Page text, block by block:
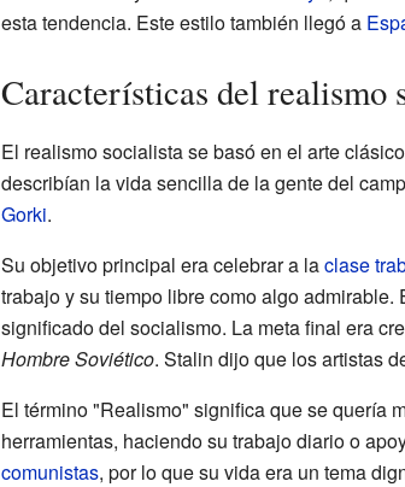
esta tendencia. Este estilo también llegó a
Características del realismo
El realismo socialista se basó en el arte
describían la vida sencilla de la gente del
Gorki.
Su objetivo principal era celebrar a laclase
trabajo y su tiempo libre como algo
significado del socialismo. La meta final era
Hombre Soviético. Stalin dijo que los artistas
El término "Realismo" significa que se quería
herramientas, haciendo su trabajo diario o
comunistas, por lo que su vida era un tema